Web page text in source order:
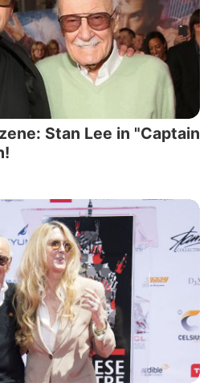
Stan Lee in "Captain